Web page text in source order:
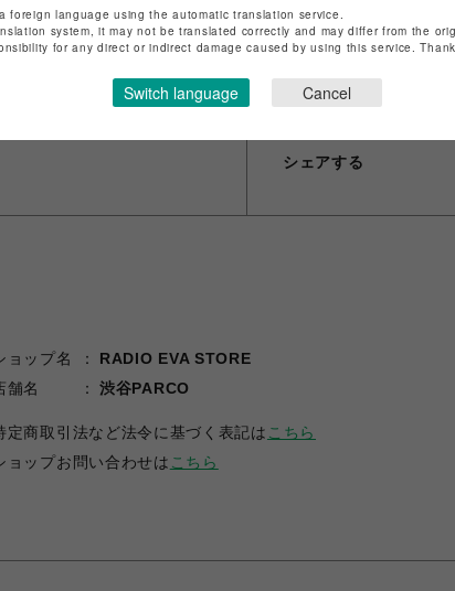
※お客様のお使いのモ
なる場合がございます
シェアする
ョップ名
RADIO EVA STORE
舗名
渋谷PARCO
定商取引法など法令に基づく表記は こちら
ョップお問い合わせは こちら
foreign language using the automatic translation service.
system, it may not be translated correctly and may differ from the
for any direct or indirect damage caused by using this service.
Switch language Cancel